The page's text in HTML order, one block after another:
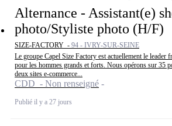
Alternance - Assistant(e)
photo/Styliste photo (H/F)
SIZE-FACTORY - 94 - IVRY-SUR-SEINE
Le groupe Capel Size Factory est actuellement le leader
pour les hommes grands et forts. Nous opérons sur 35
deux sites e-commerce...
CDD - Non renseigné
Publié il y a 27 jours